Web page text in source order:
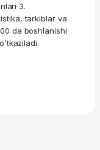
3.
tarkiblar va
da boshlanishi